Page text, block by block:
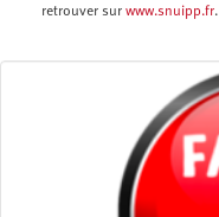
retrouver surwww.snuipp.fr.